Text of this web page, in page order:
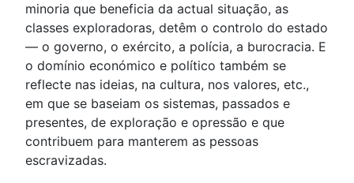
minoria que beneficia da actual situação, as
classes exploradoras, detêm o controlo do estado
— o governo, o exército, a polícia, a burocracia. E
o domínio económico e político também se
reflecte nas ideias, na cultura, nos valores, etc.,
em que se baseiam os sistemas, passados e
presentes, de exploração e opressão e que
contribuem para manterem as pessoas
escravizadas.